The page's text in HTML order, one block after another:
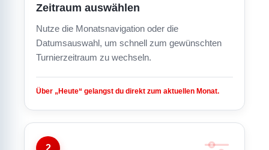
Zeitraum auswählen
Nutze die Monatsnavigation oder die
Datumsauswahl, um schnell zum gewünschten
Turnierzeitraum zu wechseln.
Über „Heute“ gelangst du direkt zum aktuellen Monat.
2